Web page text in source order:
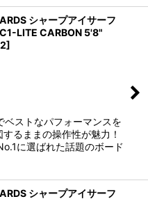
シャープアイサーフ
LITE CARBON 5'8"
]
ストなパフォーマンスを
るままの操作性が魅力！
に選ばれた話題のボード
シャープアイサーフ